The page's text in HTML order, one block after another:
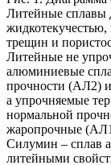
Литейные сплавы
трещин и
Литейные не
алюминиевые
прочности (АЛ2)
а упрочняемые
нормальной
жаропрочные
Силумин – сплав
литейными